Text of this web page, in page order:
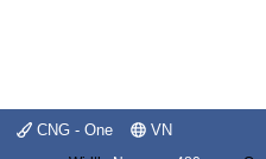
CNG - One VN